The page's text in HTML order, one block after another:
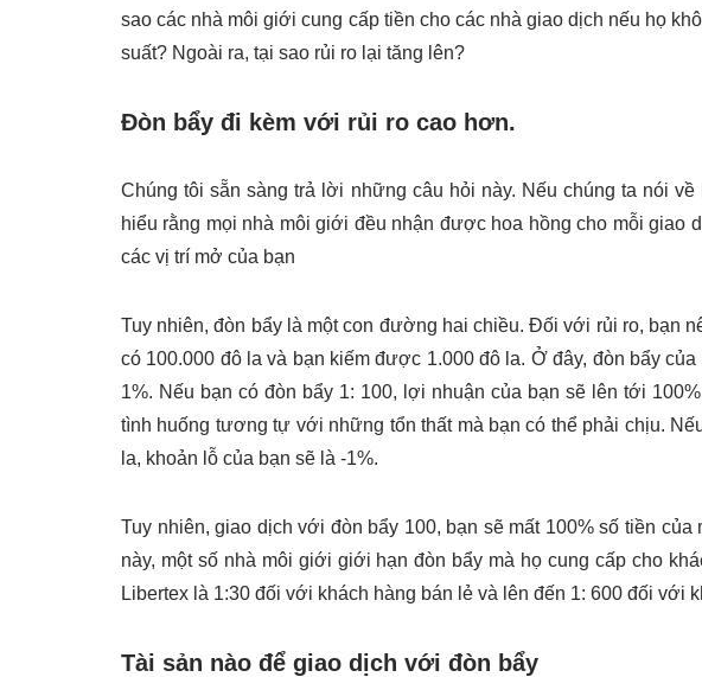
sao các nhà môi giới cung cấp tiền cho các nhà giao dịch nếu họ
suất? Ngoài ra, tại sao rủi ro lại tăng lên?
Đòn bẩy đi kèm với rủi ro cao hơn.
Chúng tôi sẵn sàng trả lời những câu hỏi này. Nếu chúng ta nói
hiểu rằng mọi nhà môi giới đều nhận được hoa hồng cho mỗi
các vị trí mở của bạn
Tuy nhiên, đòn bẩy là một con đường hai chiều. Đối với rủi ro, bạn
có 100.000 đô la và bạn kiếm được 1.000 đô la. Ở đây, đòn bẩy
1%. Nếu bạn có đòn bẩy 1: 100, lợi nhuận của bạn sẽ lên tới
tình huống tương tự với những tổn thất mà bạn có thể phải chịu.
la, khoản lỗ của bạn sẽ là -1%.
Tuy nhiên, giao dịch với đòn bẩy 100, bạn sẽ mất 100% số tiền
này, một số nhà môi giới giới hạn đòn bẩy mà họ cung cấp cho
Libertex là 1:30 đối với khách hàng bán lẻ và lên đến 1: 600 đối với
Tài sản nào để giao dịch với đòn bẩy